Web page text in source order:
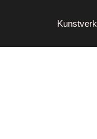
Kunstverk